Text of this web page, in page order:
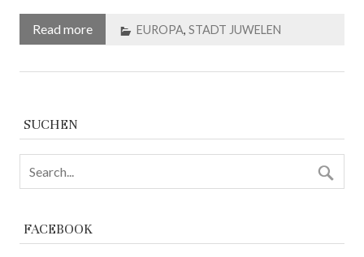
Read more EUROPA, STADT JUWELEN
SUCHEN
FACEBOOK